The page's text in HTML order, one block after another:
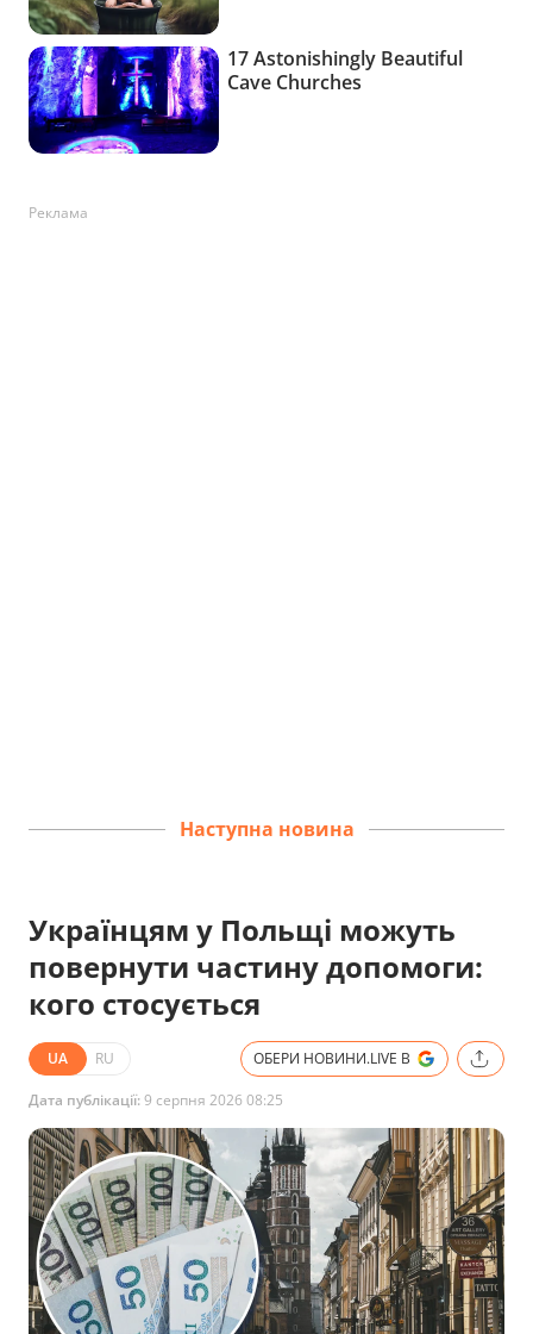
Реклама
Наступна новина
Українцям у Польщі можуть
повернути частину допомоги:
кого стосується
UA RU ОБЕРИ НОВИНИ.LIVE В
Дата публікації:9 серпня 2026 08:25